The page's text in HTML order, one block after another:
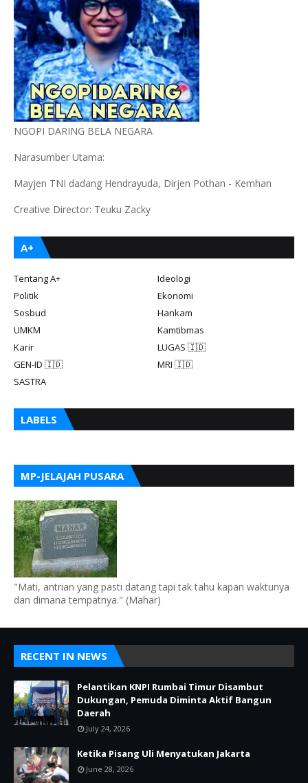
NGOPI DARING BELA NEGARA
Narasumber Utama:
Mayjen TNI dadang Hendrayuda, Dirjen Pothan - Kemhan
Creative Director: Teuku Zacky
A+
Tentang A+
Ideologi
Politik
Ekonomi
Sosbud
Hankam
UMKM
Kamtibmas
Karir
LUGAS 🇮🇩
GEN-ID 🇮🇩
MRI 🇮🇩
SASTRA
LABELS
MP-JELAJAH PUSARA
"Mati, antrian yang pasti datang tapi tak tahu kapan waktunya
dan dimana tempatnya." (Mahar)
RECENT IN NEWS
Pelantikan KNPI Rumbai Timur Disambut
Dukungan, Pemuda Diminta Aktif Bangun
Daerah
July 24, 2026
Ketika Pisang Uli Menyatukan Jakarta
June 28, 2026